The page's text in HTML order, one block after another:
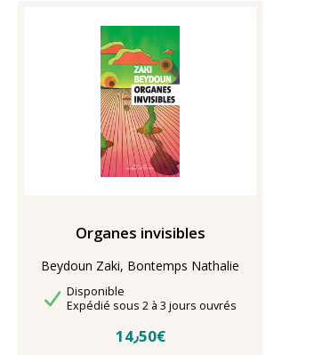
Organes invisibles
Beydoun Zaki, Bontemps Nathalie
Disponibilité
Disponible
Délais de livraison
Expédié sous 2 à 3 jours ouvrés
14٫50€